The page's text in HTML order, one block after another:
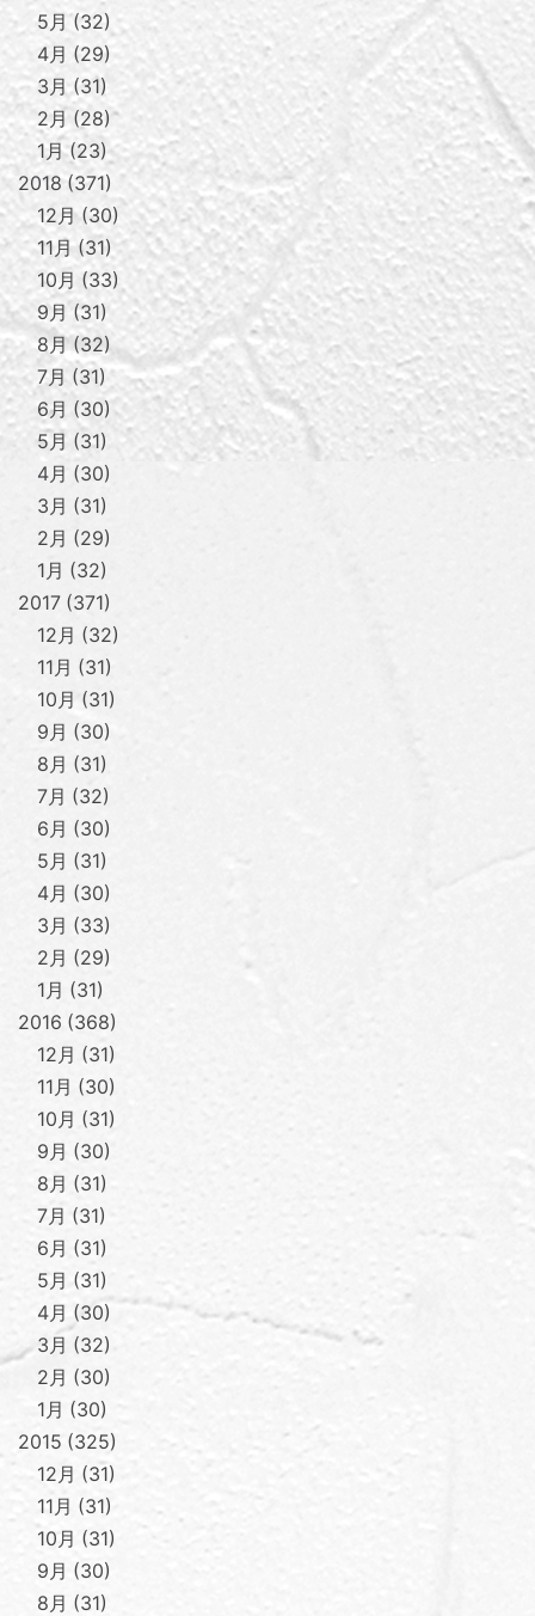
5月
32
4月
29
3月
31
2月
28
1月 23
2018 371
12月 30
11月 31
10月
33
9月
31
8月 32
7月
31
6月
30
5月
31
4月
30
3月
31
2月
29
1月
32
2017 371
12月
32
11月
31
10月
31
9月
30
8月
31
7月
32
6月
30
5月
31
4月
30
3月
33
2月
29
1月
31
2016 368
12月
31
11月
30
10月
31
9月
30
8月
31
7月
31
6月
31
5月
31
4月
30
3月
32
2月
30
1月
30
2015 325
12月
31
11月
31
10月
31
9月
30
8月
31